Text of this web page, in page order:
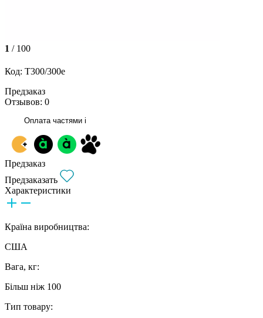
1 / 100
Код: T300/300e
Предзаказ
Отзывов: 0
Оплата частями i
Предзаказ
Предзаказать
Характеристики
Країна виробництва:
США
Вага, кг:
Більш ніж 100
Тип товару: